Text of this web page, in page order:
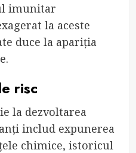
imunitar
la aceste
duce la apariția
risc
la dezvoltarea
includ expunerea
chimice, istoricul